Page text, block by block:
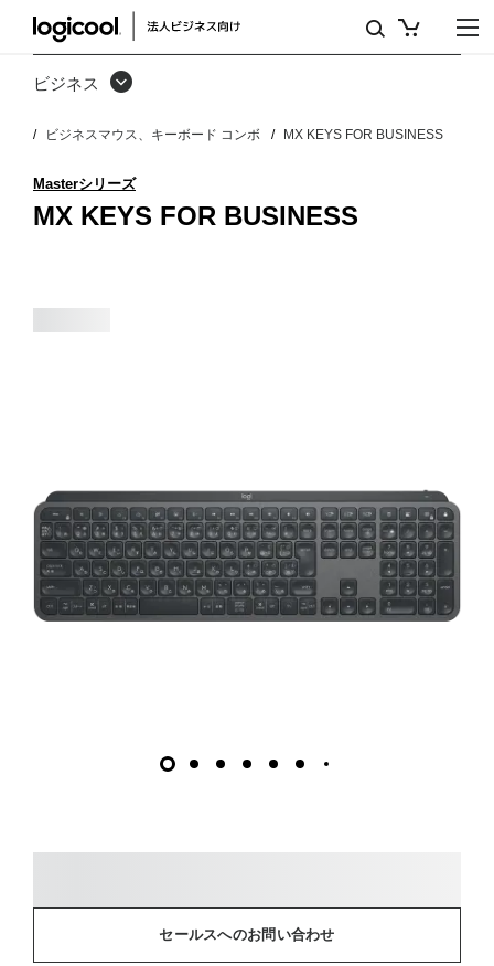
MX
KEYS
BUSINESS
ビジネス
ビジネスマウス、キーボード コンボ MX KEYS FOR BUSINESS
Masterシリーズ
MX KEYS FOR BUSINESS
セールスへのお問い合わせ